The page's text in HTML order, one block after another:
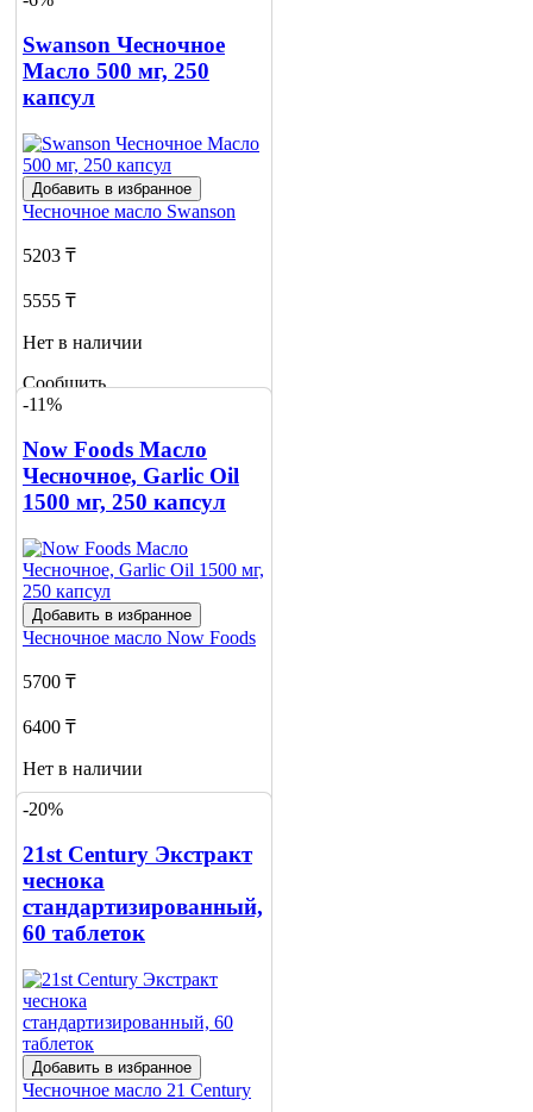
3900 ₸
Нет в наличии
Сообщить
о наличии
Swanson Чесночное
Масло 500 мг, 250
капсул
Добавить в избранное
Чесночное масло Swanson
5203 ₸
5555 ₸
Нет в наличии
Сообщить
о наличии
-11%
Now Foods Масло
Чесночное, Garlic Oil
1500 мг, 250 капсул
Добавить в избранное
Чесночное масло Now Foods
5700 ₸
6400 ₸
Нет в наличии
Сообщить
-20%
21st Century Экстракт
чеснока
стандартизированный,
60 таблеток
Добавить в избранное
Чесночное масло 21 Century